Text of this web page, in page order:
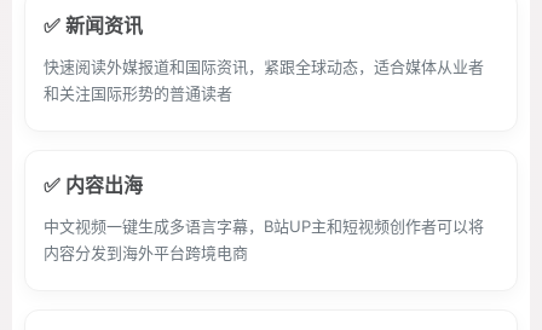
✅ 新闻资讯
快速阅读外媒报道和国际资讯，紧跟全球动态，适合媒体从业者
和关注国际形势的普通读者
✅ 内容出海
中文视频一键生成多语言字幕，B站UP主和短视频创作者可以将
内容分发到海外平台跨境电商